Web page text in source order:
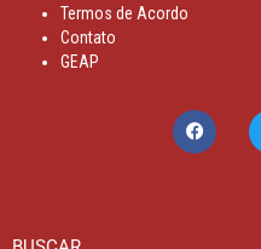
Termos de Acordo
Contato
GEAP